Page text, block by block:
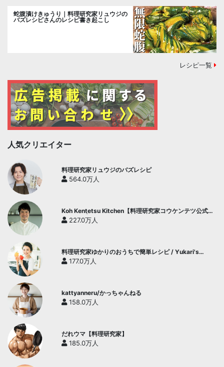
蛇腹漬けきゅうり｜料理研究家リュウジの
バズレシピさんのレシピ書き起こし
レシピ一覧
人気クリエイター
料理研究家リュウジのバズレシピ
564.0万人
Koh Kentetsu Kitchen【料理研究家コウケンテツ公式チ
ャンネル】
227.0万人
料理研究家ゆかりのおうちで簡単レシピ / Yukari's
Kitchen
177.0万人
kattyanneru/かっちゃんねる
158.0万人
だれウマ【料理研究家】
185.0万人